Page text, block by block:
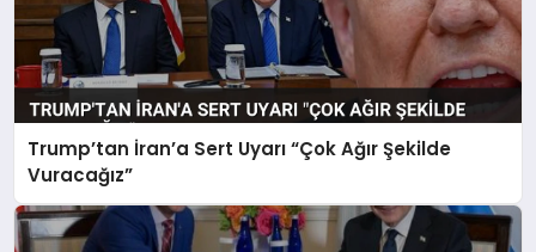
Trump’tan İran’a Sert Uyarı “Çok Ağır Şekilde
Vuracağız”